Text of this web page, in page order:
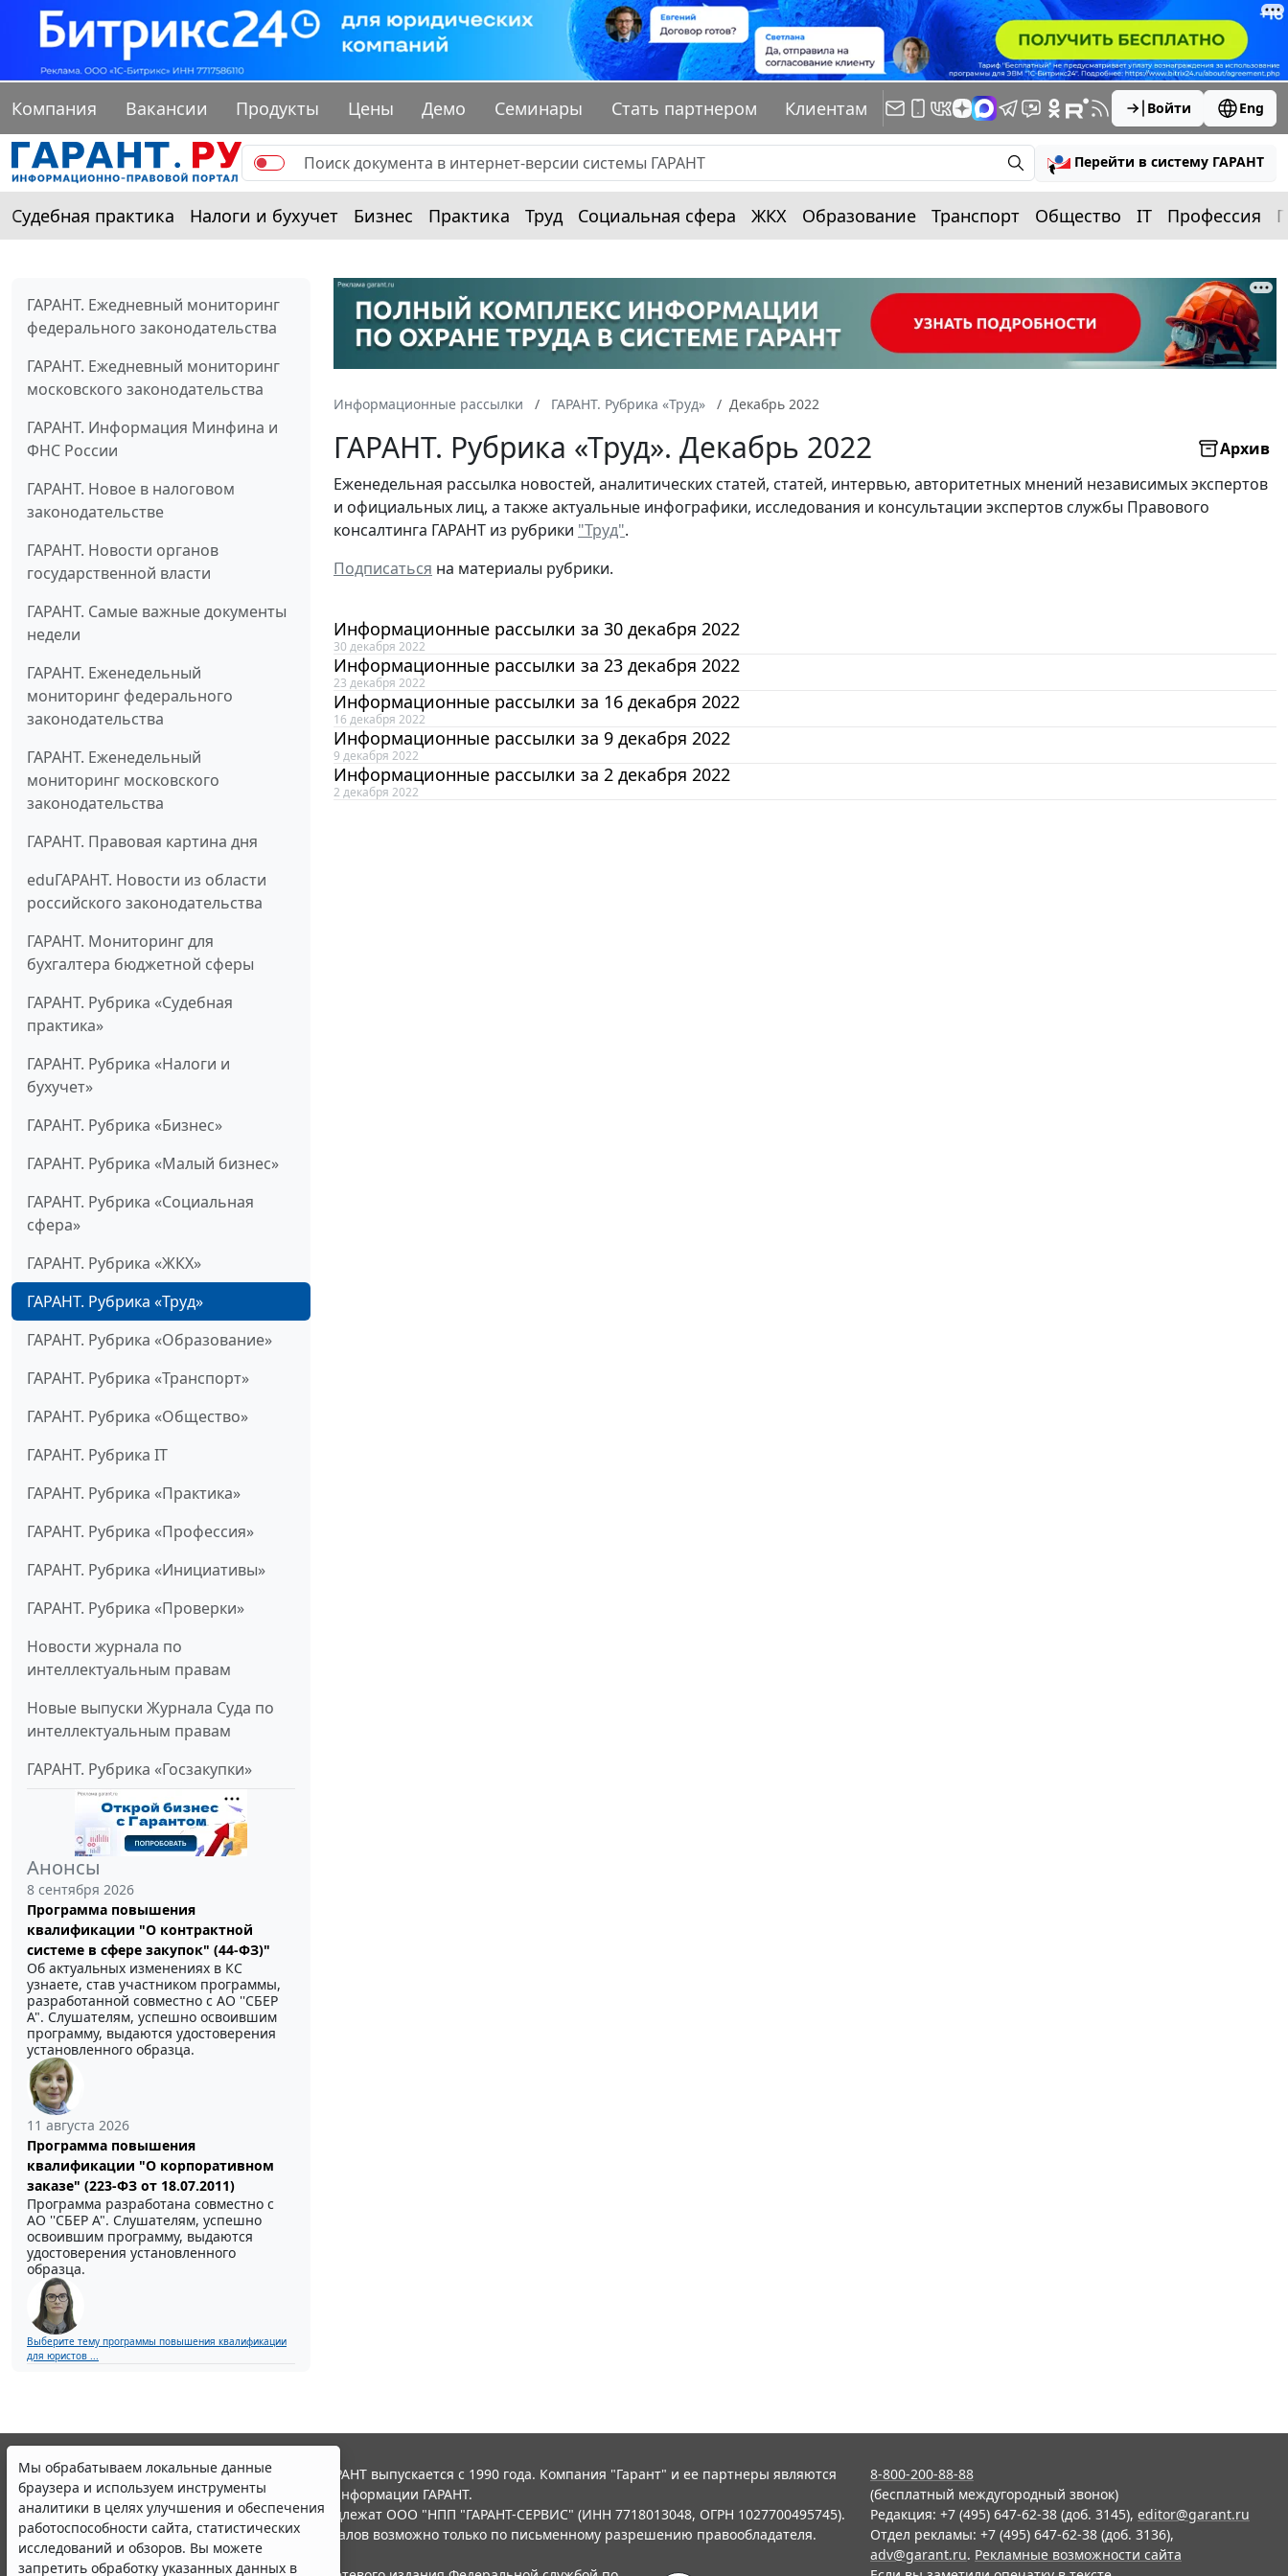
Компания Вакансии Продукты Цены Демо Семинары Стать партнером Клиентам Войти Eng
Перейти в систему ГАРАНТ
Судебная практика Налоги и бухучет Бизнес Практика Труд Социальная сфера ЖКХ Образование Транспорт Общество IT Профессия
ГАРАНТ. Ежедневный мониторинг
федерального законодательства
ГАРАНТ. Ежедневный мониторинг
московского законодательства
ГАРАНТ. Информация Минфина и
ФНС России
ГАРАНТ. Новое в налоговом
законодательстве
ГАРАНТ. Новости органов
государственной власти
ГАРАНТ. Самые важные документы
недели
ГАРАНТ. Еженедельный
мониторинг федерального
законодательства
ГАРАНТ. Еженедельный
мониторинг московского
законодательства
ГАРАНТ. Правовая картина дня
eduГАРАНТ. Новости из области
российского законодательства
ГАРАНТ. Мониторинг для
бухгалтера бюджетной сферы
ГАРАНТ. Рубрика «Судебная
практика»
ГАРАНТ. Рубрика «Налоги и
бухучет»
ГАРАНТ. Рубрика «Бизнес»
ГАРАНТ. Рубрика «Малый бизнес»
ГАРАНТ. Рубрика «Социальная
сфера»
ГАРАНТ. Рубрика «ЖКХ»
ГАРАНТ. Рубрика «Труд»
ГАРАНТ. Рубрика «Образование»
ГАРАНТ. Рубрика «Транспорт»
ГАРАНТ. Рубрика «Общество»
ГАРАНТ. Рубрика IT
ГАРАНТ. Рубрика «Практика»
ГАРАНТ. Рубрика «Профессия»
ГАРАНТ. Рубрика «Инициативы»
ГАРАНТ. Рубрика «Проверки»
Новости журнала по
интеллектуальным правам
Новые выпуски Журнала Суда по
интеллектуальным правам
ГАРАНТ. Рубрика «Госзакупки»
Анонсы
8 сентября 2026
Программа повышения
квалификации "О контрактной
системе в сфере закупок" (44-ФЗ)"
Об актуальных изменениях в КС
узнаете, став участником программы,
разработанной совместно с АО ''СБЕР
А". Слушателям, успешно освоившим
программу, выдаются удостоверения
установленного образца.
11 августа 2026
Программа повышения
квалификации "О корпоративном
заказе" (223-ФЗ от 18.07.2011)
Программа разработана совместно с
АО ''СБЕР А". Слушателям, успешно
освоившим программу, выдаются
удостоверения установленного
образца.
Выберите тему программы повышения квалификации
для юристов ...
Информационные рассылки ГАРАНТ. Рубрика «Труд» Декабрь 2022
ГАРАНТ. Рубрика «Труд». Декабрь 2022
Архив
Еженедельная рассылка новостей, аналитических статей, статей, интервью, авторитетных мнений независимых экспертов
и официальных лиц, а также актуальные инфографики, исследования и консультации экспертов службы Правового
консалтинга ГАРАНТ из рубрики "Труд".
Подписаться на материалы рубрики.
Информационные рассылки за 30 декабря 2022
30 декабря 2022
Информационные рассылки за 23 декабря 2022
23 декабря 2022
Информационные рассылки за 16 декабря 2022
16 декабря 2022
Информационные рассылки за 9 декабря 2022
9 декабря 2022
Информационные рассылки за 2 декабря 2022
2 декабря 2022
Мы обрабатываем локальные данные
браузера и используем инструменты
аналитики в целях улучшения и обеспечения
настройках браузера. Пожалуйста,
ознакомьтесь с условиями их обработки
Принять
Erid: 4CQwVszH9pWwojUA9Q3 Реклама
© ООО "НПП "ГАРАНТ-СЕРВИС", 2026. Система ГАРАНТ выпускается с 1990 года. Компания "Гарант" и ее партнеры являются
участниками Российской ассоциации правовой информации ГАРАНТ.
Все права на материалы сайта ГАРАНТ.РУ принадлежат ООО "НПП "ГАРАНТ-СЕРВИС" (ИНН 7718013048, ОГРН 1027700495745).
Полное или частичное воспроизведение материалов возможно только по письменному разрешению правообладателя.
Правила использования портала.
8-800-200-88-88
(бесплатный междугородный звонок)
Редакция: +7 (495) 647-62-38 (доб. 3145), editor@garant.ru
Отдел рекламы: +7 (495) 647-62-38 (доб. 3136),
adv@garant.ru. Рекламные возможности сайта